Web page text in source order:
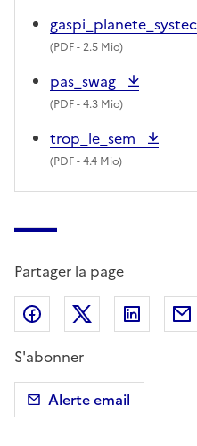
(PDF- 2.5 Mio)
pas_swag
(PDF- 4.3 Mio)
trop_le_sem
(PDF- 4.4 Mio)
Partager la page
Partager sur Facebook
Partager sur
S'abonner
Alerte email